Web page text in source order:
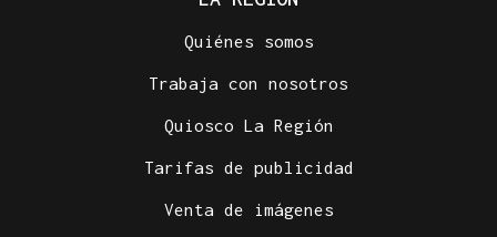
Quiénes somos
Trabaja con nosotros
Quiosco La Región
Tarifas de publicidad
Venta de imágenes